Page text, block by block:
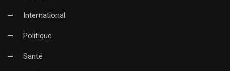
International
Politique
Santé